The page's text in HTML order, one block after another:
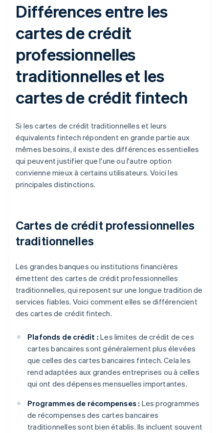
Différences entre les
cartes de crédit
professionnelles
traditionnelles et les
cartes de crédit fintech
Si les cartes de crédit traditionnelles et leurs
équivalents fintech répondent en grande partie aux
mêmes besoins, il existe des différences essentielles
qui peuvent justifier que l'une ou l'autre option
convienne mieux à certains utilisateurs. Voici les
principales distinctions.
Cartes de crédit professionnelles
traditionnelles
Les grandes banques ou institutions financières
émettent des cartes de crédit professionnelles
traditionnelles, qui reposent sur une longue tradition de
services fiables. Voici comment elles se différencient
des cartes de crédit fintech.
Plafonds de crédit : Les limites de crédit de ces
cartes bancaires sont généralement plus élevées
que celles des cartes bancaires fintech. Cela les
rend adaptées aux grandes entreprises ou à celles
qui ont des dépenses mensuelles importantes.
Programmes de récompenses : Les programmes
de récompenses des cartes bancaires
traditionnelles sont bien établis. Ils incluent souvent